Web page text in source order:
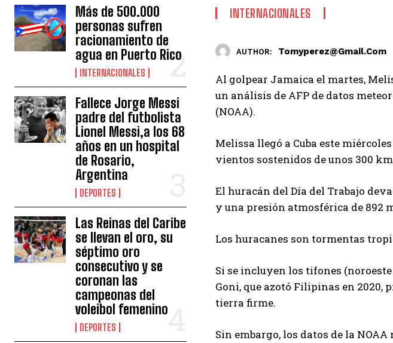
Más de 500.000
personas sufren
racionamiento de
agua en Puerto Rico
INTERNACIONALES
Fallece Jorge Messi
padre del futbolista
Lionel Messi,a los 68
años en un hospital
de Rosario,
Argentina
DEPORTES
Las Reinas del Caribe
se llevan el oro, su
séptimo oro
consecutivo y se
coronan las
campeonas del
voleibol femenino
DEPORTES
INTERNACIONALES
AUTHOR: Tomyperez@gmail.com
Al golpear Jamaica el martes,
un análisis de AFP de datos
(NOAA).
Melissa llegó a Cuba este
vientos sostenidos de unos 300
El huracán del Día del Trabajo
y una presión atmosférica de 892
Los huracanes son tormentas
Si se incluyen los tifones
Goni, que azotó Filipinas en 2020,
tierra firme.
Sin embargo, los datos de la